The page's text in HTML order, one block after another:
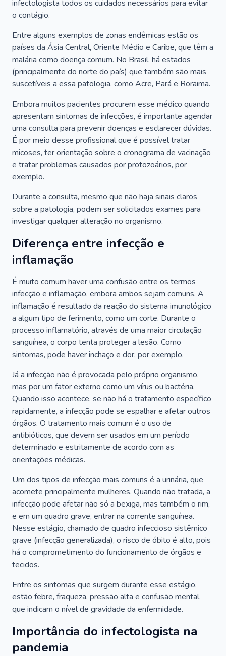
infectologista todos os cuidados necessários para evitar
o contágio.
Entre alguns exemplos de zonas endêmicas estão os
países da Ásia Central, Oriente Médio e Caribe, que têm a
malária como doença comum. No Brasil, há estados
(principalmente do norte do país) que também são mais
suscetíveis a essa patologia, como Acre, Pará e Roraima.
Embora muitos pacientes procurem esse médico quando
apresentam sintomas de infecções, é importante agendar
uma consulta para prevenir doenças e esclarecer dúvidas.
É por meio desse profissional que é possível tratar
micoses, ter orientação sobre o cronograma de vacinação
e tratar problemas causados por protozoários, por
exemplo.
Durante a consulta, mesmo que não haja sinais claros
sobre a patologia, podem ser solicitados exames para
investigar qualquer alteração no organismo.
Diferença entre infecção e
inflamação
É muito comum haver uma confusão entre os termos
infecção e inflamação, embora ambos sejam comuns. A
inflamação é resultado da reação do sistema imunológico
a algum tipo de ferimento, como um corte. Durante o
processo inflamatório, através de uma maior circulação
sanguínea, o corpo tenta proteger a lesão. Como
sintomas, pode haver inchaço e dor, por exemplo.
Já a infecção não é provocada pelo próprio organismo,
mas por um fator externo como um vírus ou bactéria.
Quando isso acontece, se não há o tratamento específico
rapidamente, a infecção pode se espalhar e afetar outros
órgãos. O tratamento mais comum é o uso de
antibióticos, que devem ser usados em um período
determinado e estritamente de acordo com as
orientações médicas.
Um dos tipos de infecção mais comuns é a urinária, que
acomete principalmente mulheres. Quando não tratada, a
infecção pode afetar não só a bexiga, mas também o rim,
e em um quadro grave, entrar na corrente sanguínea.
Nesse estágio, chamado de quadro infeccioso sistêmico
grave (infecção generalizada), o risco de óbito é alto, pois
há o comprometimento do funcionamento de órgãos e
tecidos.
Entre os sintomas que surgem durante esse estágio,
estão febre, fraqueza, pressão alta e confusão mental,
que indicam o nível de gravidade da enfermidade.
Importância do infectologista na
pandemia